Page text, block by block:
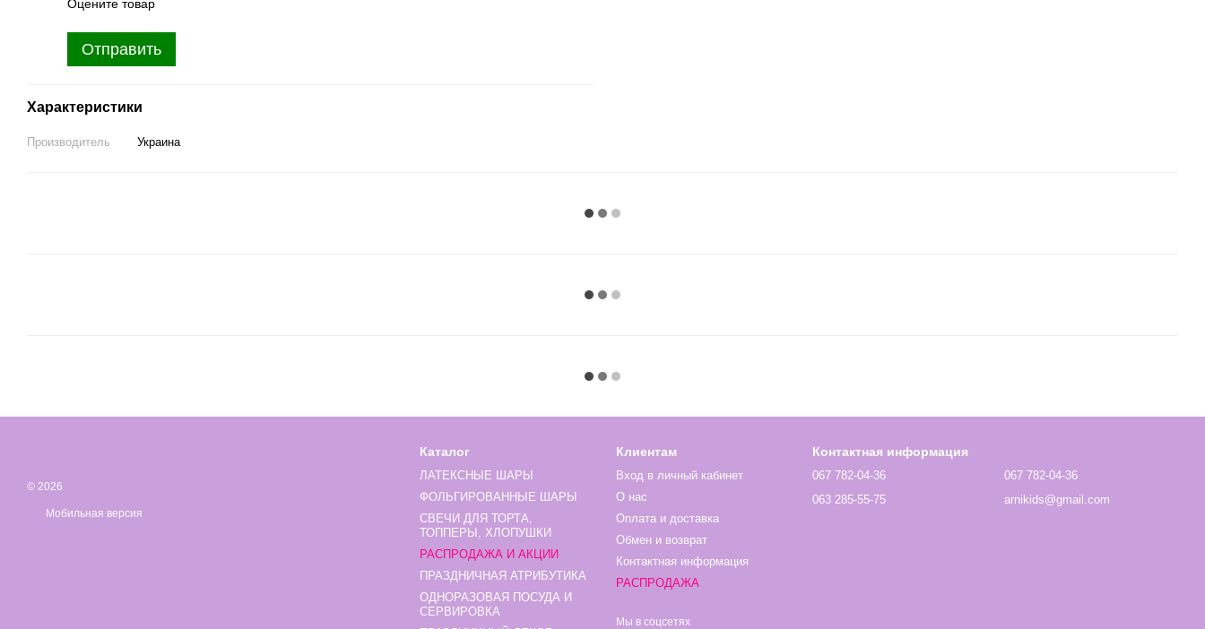
Оцените товар
Отправить
Характеристики
Производитель Украина
© 2026
Мобильная версия
Каталог
ЛАТЕКСНЫЕ ШАРЫ
ФОЛЬГИРОВАННЫЕ ШАРЫ
СВЕЧИ ДЛЯ ТОРТА,
ТОППЕРЫ, ХЛОПУШКИ
РАСПРОДАЖА И АКЦИИ
ПРАЗДНИЧНАЯ АТРИБУТИКА
ОДНОРАЗОВАЯ ПОСУДА И
СЕРВИРОВКА
Клиентам
Вход в личный кабинет
О нас
Оплата и доставка
Обмен и возврат
Контактная информация
РАСПРОДАЖА
Мы в соцсетях
Контактная информация
067 782-04-36
063 285-55-75
067 782-04-36
arnikids@gmail.com